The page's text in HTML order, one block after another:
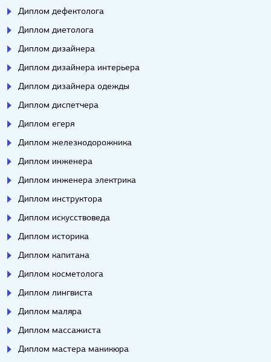
Диплом дефектолога
Диплом диетолога
Диплом дизайнера
Диплом дизайнера интерьера
Диплом дизайнера одежды
Диплом диспетчера
Диплом егеря
Диплом железнодорожника
Диплом инженера
Диплом инженера электрика
Диплом инструктора
Диплом искусствоведа
Диплом историка
Диплом капитана
Диплом косметолога
Диплом лингвиста
Диплом маляра
Диплом массажиста
Диплом мастера маникюра